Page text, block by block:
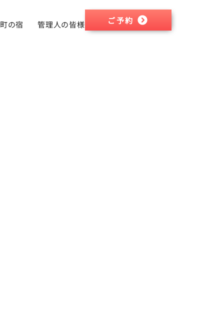
町の宿 管理人の皆様へ ご予約